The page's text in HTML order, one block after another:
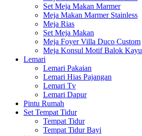
Set Meja Makan Marmer
Meja Makan Marmer Stainless
Meja Rias
Set Meja Makan
Meja Foyer Villa Duco Custom
Meja Konsul Motif Balok Kayu
Lemari
Lemari Pakaian
Lemari Hias Pajangan
Lemari Tv
Lemari Dapur
Pintu Rumah
Set Tempat Tidur
Tempat Tidur
Tempat Tidur Bayi